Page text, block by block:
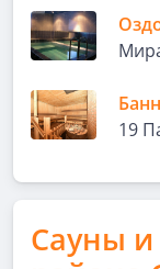
19
Сауны и